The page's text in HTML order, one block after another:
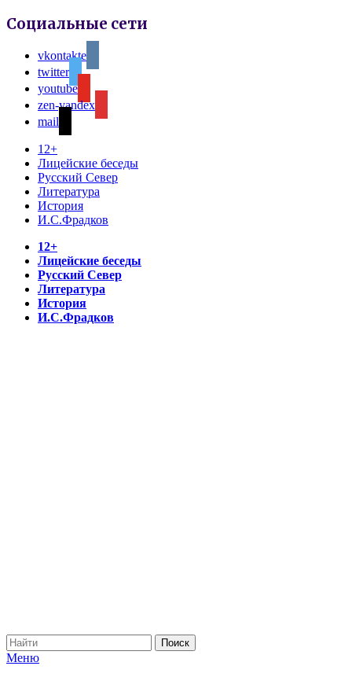
Социальные сети
vkontakte
twitter
youtube
zen-yandex
mail
12+
Лицейские беседы
Русский Север
Литература
История
И.С.Фрадков
12+
Лицейские беседы
Русский Север
Литература
История
И.С.Фрадков
Меню